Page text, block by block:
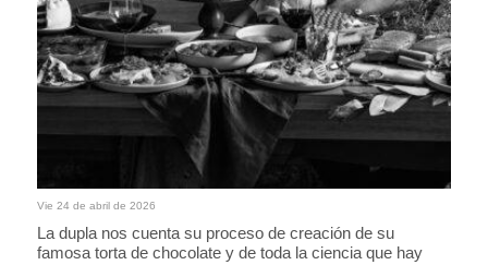
Vie 24 de abril de 2026
La dupla nos cuenta su proceso de creación de su
famosa torta de chocolate y de toda la ciencia que hay